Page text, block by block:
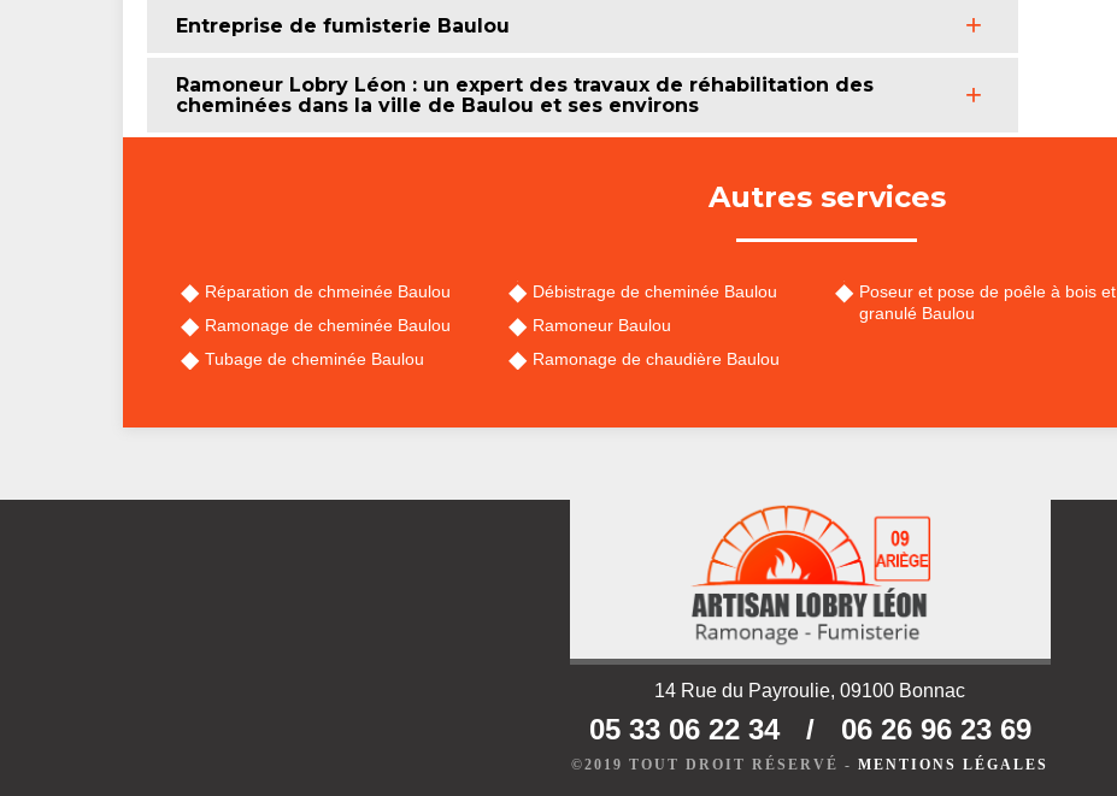
Entreprise de fumisterie Baulou
Ramoneur Lobry Léon : un expert des travaux de réhabilitation des
cheminées dans la ville de Baulou et ses environs
Autres services
Réparation de chmeinée Baulou
Ramonage de cheminée Baulou
Tubage de cheminée Baulou
Débistrage de cheminée Baulou
Ramoneur Baulou
Ramonage de chaudière Baulou
Poseur et pose de poêle à bois et
granulé Baulou
14 Rue du Payroulie, 09100 Bonnac
05 33 06 22 34 / 06 26 96 23 69
©2019 TOUT DROIT RÉSERVÉ - MENTIONS LÉGALES